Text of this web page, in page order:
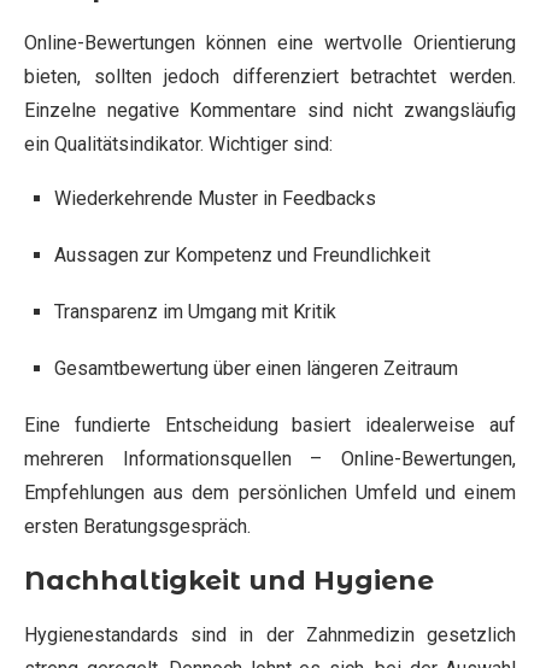
Online-Bewertungen können eine wertvolle Orientierung
bieten, sollten jedoch differenziert betrachtet werden.
Einzelne negative Kommentare sind nicht zwangsläufig
ein Qualitätsindikator. Wichtiger sind:
Wiederkehrende Muster in Feedbacks
Aussagen zur Kompetenz und Freundlichkeit
Transparenz im Umgang mit Kritik
Gesamtbewertung über einen längeren Zeitraum
Eine fundierte Entscheidung basiert idealerweise auf
mehreren Informationsquellen – Online-Bewertungen,
Empfehlungen aus dem persönlichen Umfeld und einem
ersten Beratungsgespräch.
Nachhaltigkeit und Hygiene
Hygienestandards sind in der Zahnmedizin gesetzlich